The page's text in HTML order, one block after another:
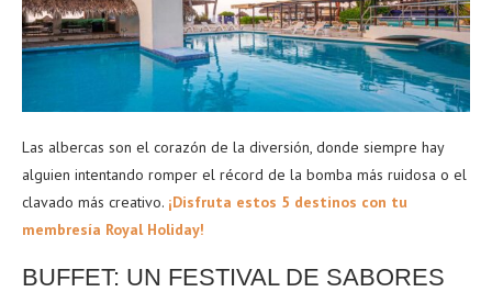
Las albercas son el corazón de la diversión, donde siempre hay
alguien intentando romper el récord de la bomba más ruidosa o el
clavado más creativo. ¡Disfruta estos 5 destinos con tu
membresía Royal Holiday!
BUFFET: UN FESTIVAL DE SABORES